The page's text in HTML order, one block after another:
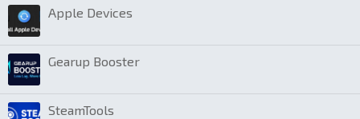
Apple Devices
Gearup Booster
SteamTools